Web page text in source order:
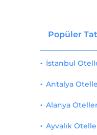
Popüler
İstanbul
Antalya
Alanya
Ayvalık